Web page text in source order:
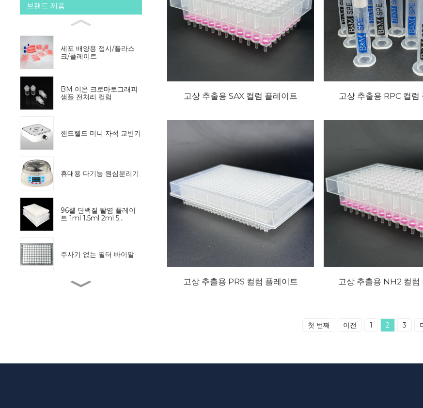
브랜드 제품
세포 배양용 접시/플라스
크/플레이트
BM 이온 크로마토그래피
샘플 전처리 컬럼
핸드헬드 미니 자석 교반기
휴대용 다기능 원심분리기
96웰 단백질 탈염 플레이
트 1ml 1.5ml 2ml 5...
주사기 없는 필터 바이알
고상 추출용 SAX 컬럼 플레이트 고상 추출용 RPC 컬럼
고상 추출용 PRS 컬럼 플레이트 고상 추출용 NH2 컬럼
첫 번째 이전 1 2 3